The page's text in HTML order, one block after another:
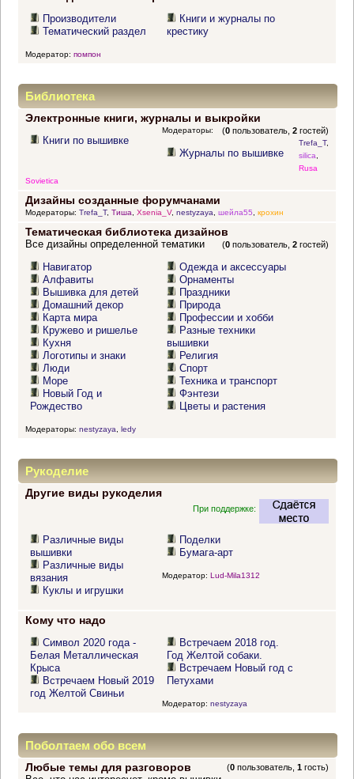
Производители
Тематический раздел
Книги и журналы по
крестику
Модератор: помпон
Библиотека
Электронные книги, журналы и выкройки
(0 пользователь,2 гостей)
Книги по вышивке
Журналы по вышивке
Модераторы:
Trefa_T,
silica,
Rusa
Sovietica
Дизайны созданные форумчанами
Модераторы: Trefa_T, Тиша, Xsenia_V, nestyzaya, шейла55, крохин
Тематическая библиотека дизайнов
(0 пользователь,2 гостей)
Все дизайны определенной тематики
Навигатор
Алфавиты
Вышивка для детей
Домашний декор
Карта мира
Кружево и ришелье
Кухня
Логотипы и знаки
Люди
Море
Новый Год и
Рождество
Одежда и аксессуары
Орнаменты
Праздники
Природа
Профессии и хобби
Разные техники
вышивки
Религия
Спорт
Техника и транспорт
Фэнтези
Цветы и растения
Модераторы: nestyzaya ledy
Рукоделие
Другие виды рукоделия
При поддержке:
Различные виды
вышивки
Различные виды
вязания
Куклы и игрушки
Поделки
Бумага-арт
Модератор: Lud-Mila1312
Кому что надо
Символ 2020 года -
Белая Металлическая
Крыса
Встречаем Новый 2019
год Желтой Свиньи
Встречаем 2018 год.
Год Желтой собаки.
Встречаем Новый год с
Петухами
Модератор: nestyzaya
Поболтаем обо всем
Любые темы для разговоров (0 пользователь,1 гость)